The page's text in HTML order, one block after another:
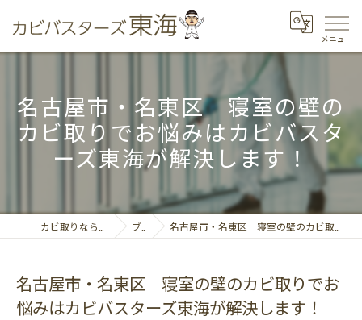
名古屋市・名東区 寝室の壁の
カビ取りでお悩みはカビバスタ
ーズ東海が解決します！
ブログ 名古屋市・名東区 寝室の壁のカビ取りでお悩みはカビバスターズ東海が解決します！
名古屋市・名東区 寝室の壁のカビ取りでお
悩みはカビバスターズ東海が解決します！